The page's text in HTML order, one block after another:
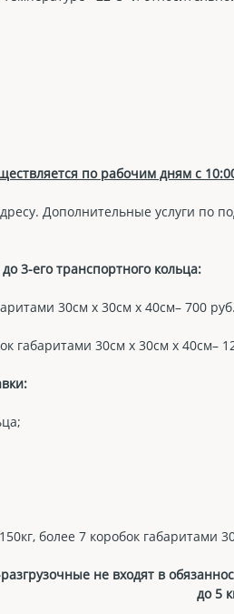
по рабочим дням с
Дополнительные услуги по
3-его транспортного кольца:
30см х 30см х 40см– 700 руб.
габаритами 30см х 30см х 40см–
более 7 коробок габаритами
не входят в
до 5